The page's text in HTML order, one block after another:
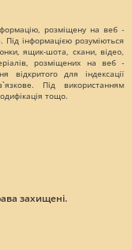
розміщену на веб -
Під інформацією розуміються
ящик-шота, скани, відео,
розміщених на веб -
відкритого для індексації
Під використанням
тощо.
захищені.